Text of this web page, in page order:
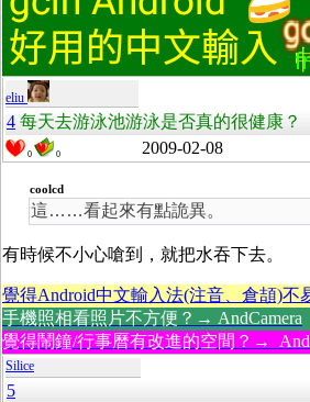
eliu
4 每天去游泳池游泳是否真的很健康？
0 0 2009-02-08
coolcd
這……看起來有點詭異。
有時候不小心嗆到，就把水吞下去。
覺得Android中文輸入法(注音、倉頡)不
手機照相看照片不方便？→ AndCamera
覺得鬧鐘/行事曆有改進的空間？→
Silice
5